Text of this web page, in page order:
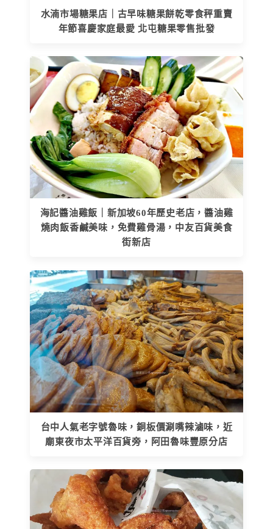
水湳市場糖果店｜古早味糖果餅乾零食秤重賣
年節喜慶家庭最愛 北屯糖果零售批發
海記醬油雞飯｜新加坡60年歷史老店，醬油雞
燒肉飯香鹹美味，免費雞骨湯，中友百貨美食
街新店
台中人氣老字號魯味，銅板價涮嘴辣滷味，近
廟東夜市太平洋百貨旁，阿田魯味豐原分店